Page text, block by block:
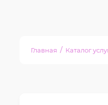
Главная / Каталог